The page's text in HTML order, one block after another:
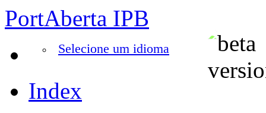
PortAberta IPB
Selecione um idioma
Index